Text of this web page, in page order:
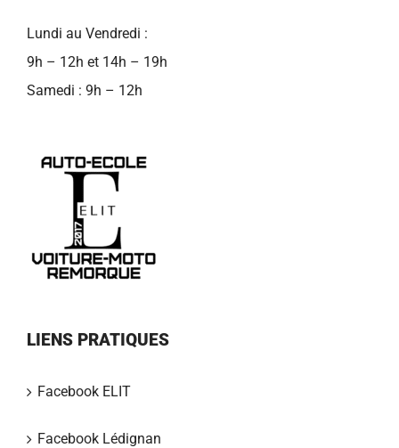
Lundi au Vendredi :
9h – 12h et 14h – 19h
Samedi : 9h – 12h
LIENS PRATIQUES
Facebook ELIT
Facebook Lédignan